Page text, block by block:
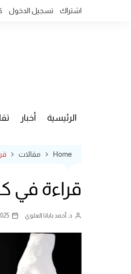
اشتراك تسجيل الدخول
الرئيسية أخبار
Home مقالات
قراءة في
د. أحمد بابانا العلوي